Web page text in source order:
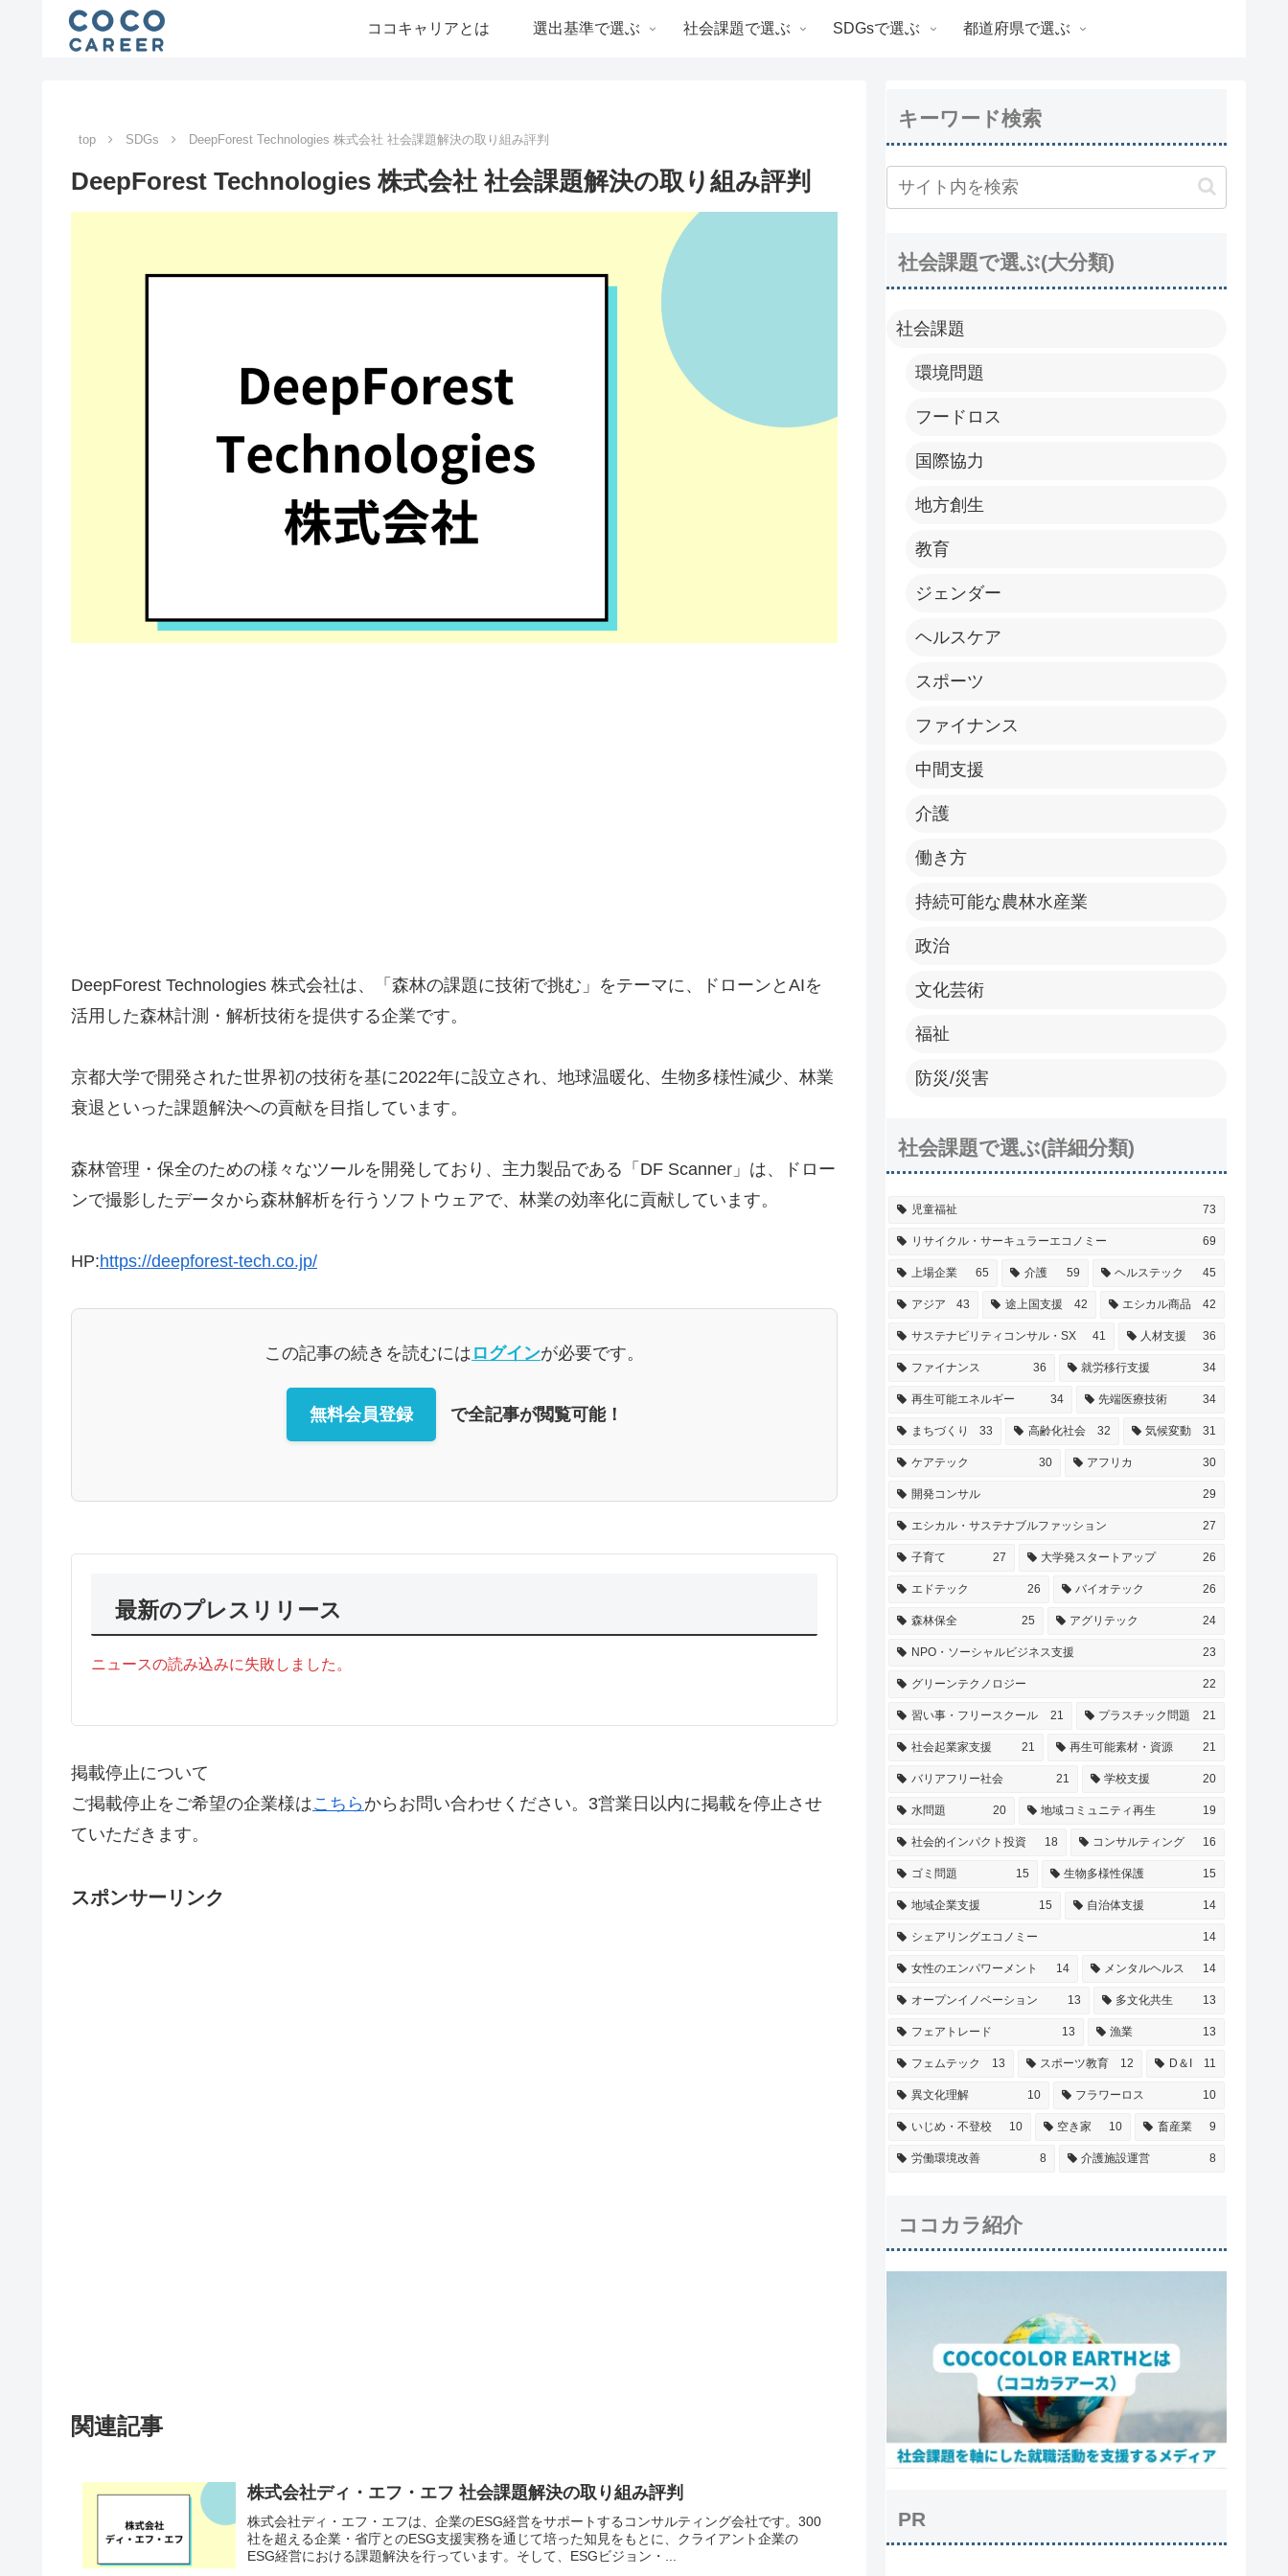
ココキャリアとは 選出基準で選ぶ 社会課題で選ぶ SDGsで選ぶ 都道府県で選ぶ
top SDGs DeepForest Technologies 株式会社 社会課題解決の取り組み評判
DeepForest Technologies 株式会社 社会課題解決の取り組み評判
DeepForest Technologies 株式会社は、「森林の課題に技術で挑む」をテーマに、ドローンとAIを
活用した森林計測・解析技術を提供する企業です。
京都大学で開発された世界初の技術を基に2022年に設立され、地球温暖化、生物多様性減少、林業
衰退といった課題解決への貢献を目指しています。
森林管理・保全のための様々なツールを開発しており、主力製品である「DF Scanner」は、ドロー
ンで撮影したデータから森林解析を行うソフトウェアで、林業の効率化に貢献しています。
HP:https://deepforest-tech.co.jp/
この記事の続きを読むには ログインが必要です。
無料会員登録 で全記事が閲覧可能！
最新のプレスリリース
ニュースの読み込みに失敗しました。
掲載停止について
ご掲載停止をご希望の企業様はこちら からお問い合わせください。3営業日以内に掲載を停止させ
ていただきます。
スポンサーリンク
関連記事
株式会社ディ・エフ・エフ 社会課題解決の取り組み評判
株式会社ディ・エフ・エフは、企業のESG経営をサポートするコンサルティング会社です。300
社を超える企業・省庁とのESG支援実務を通じて培った知見をもとに、クライアント企業の
ESG経営における課題解決を行っています。そして、ESGビジョン・...
キーワード検索
社会課題で選ぶ(大分類)
社会課題
環境問題
フードロス
国際協力
地方創生
教育
ジェンダー
ヘルスケア
スポーツ
ファイナンス
中間支援
介護
働き方
持続可能な農林水産業
政治
文化芸術
福祉
防災/災害
社会課題で選ぶ(詳細分類)
児童福祉 73
リサイクル・サーキュラーエコノミー 69
上場企業 65 介護 59 ヘルステック 45
アジア 43 途上国支援 42 エシカル商品 42
サステナビリティコンサル・SX 41 人材支援 36
ファイナンス 36 就労移行支援 34
再生可能エネルギー 34 先端医療技術 34
まちづくり 33 高齢化社会 32 気候変動 31
ケアテック 30 アフリカ 30
開発コンサル 29
エシカル・サステナブルファッション 27
子育て 27 大学発スタートアップ 26
エドテック 26 バイオテック 26
森林保全 25 アグリテック 24
NPO・ソーシャルビジネス支援 23
グリーンテクノロジー 22
習い事・フリースクール 21 プラスチック問題 21
社会起業家支援 21 再生可能素材・資源 21
バリアフリー社会 21 学校支援 20
水問題 20 地域コミュニティ再生 19
社会的インパクト投資 18 コンサルティング 16
ゴミ問題 15 生物多様性保護 15
地域企業支援 15 自治体支援 14
シェアリングエコノミー 14
女性のエンパワーメント 14 メンタルヘルス 14
オープンイノベーション 13 多文化共生 13
フェアトレード 13 漁業 13
フェムテック 13 スポーツ教育 12 D＆I 11
異文化理解 10 フラワーロス 10
いじめ・不登校 10 空き家 10 畜産業 9
労働環境改善 8 介護施設運営 8
ココカラ紹介
PR